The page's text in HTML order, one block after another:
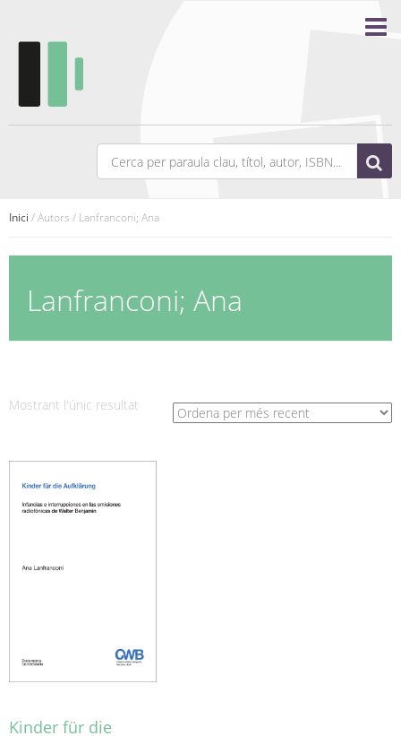
Inici / Autors / Lanfranconi; Ana
Lanfranconi; Ana
Mostrant l'únic resultat
Kinder für die